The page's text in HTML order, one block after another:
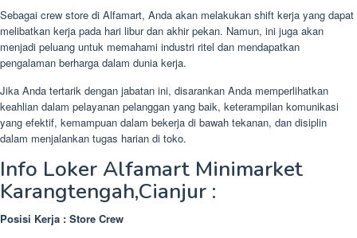
Sebagai crew store di Alfamart, Anda akan melakukan shift kerja yang dapat
melibatkan kerja pada hari libur dan akhir pekan. Namun, ini juga akan
menjadi peluang untuk memahami industri ritel dan mendapatkan
pengalaman berharga dalam dunia kerja.
Jika Anda tertarik dengan jabatan ini, disarankan Anda memperlihatkan
keahlian dalam pelayanan pelanggan yang baik, keterampilan komunikasi
yang efektif, kemampuan dalam bekerja di bawah tekanan, dan disiplin
dalam menjalankan tugas harian di toko.
Info Loker Alfamart Minimarket
Karangtengah,Cianjur :
Posisi Kerja : Store Crew